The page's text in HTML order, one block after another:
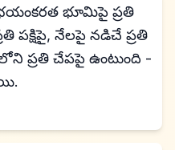
భూమిపై ప్రతి
పక్షిపై, నేలపై నడిచే ప్రతి
ప్రతి చేపపై ఉంటుంది -